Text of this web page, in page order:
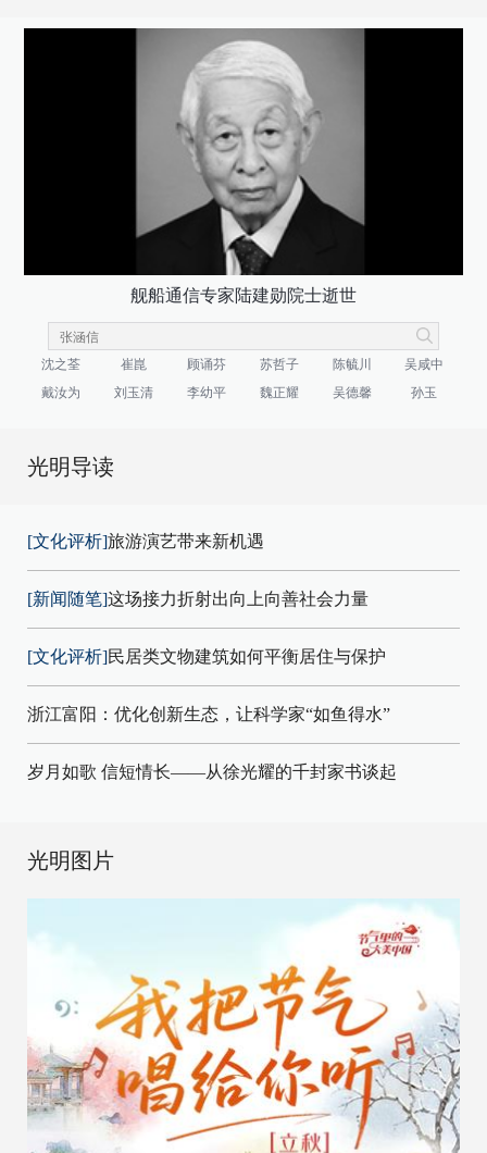
舰船通信专家陆建勋院士逝世
沈之荃 崔崑 顾诵芬 苏哲子 陈毓川
吴咸中
戴汝为
刘玉清 李幼平 魏正耀 吴德馨 孙玉
光明导读
[文化评析]旅游演艺带来新机遇
[新闻随笔]这场接力折射出向上向善社会力量
[文化评析]民居类文物建筑如何平衡居住与保护
浙江富阳：优化创新生态，让科学家“如鱼得水”
岁月如歌 信短情长——从徐光耀的千封家书谈起
光明图片